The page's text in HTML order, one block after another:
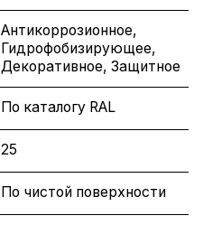
Антикоррозионное,
Гидрофобизирующее,
Декоративное, Защитное
По каталогу RAL
25
По чистой поверхности